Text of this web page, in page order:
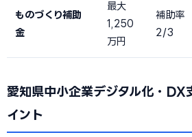
ものづくり補助
金
最大
1,250
万円
補助率
2/3
愛知県中小企業デジタル化・DX
イント